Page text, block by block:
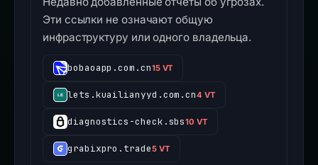
Эти ссылки не означают общую
инфраструктуру или одного владельца.
bobaoapp.com.cn15 VT
lets.kuailianyyd.com.cn4 VT
diagnostics-check.sbs10 VT
grabixpro.trade5 VT